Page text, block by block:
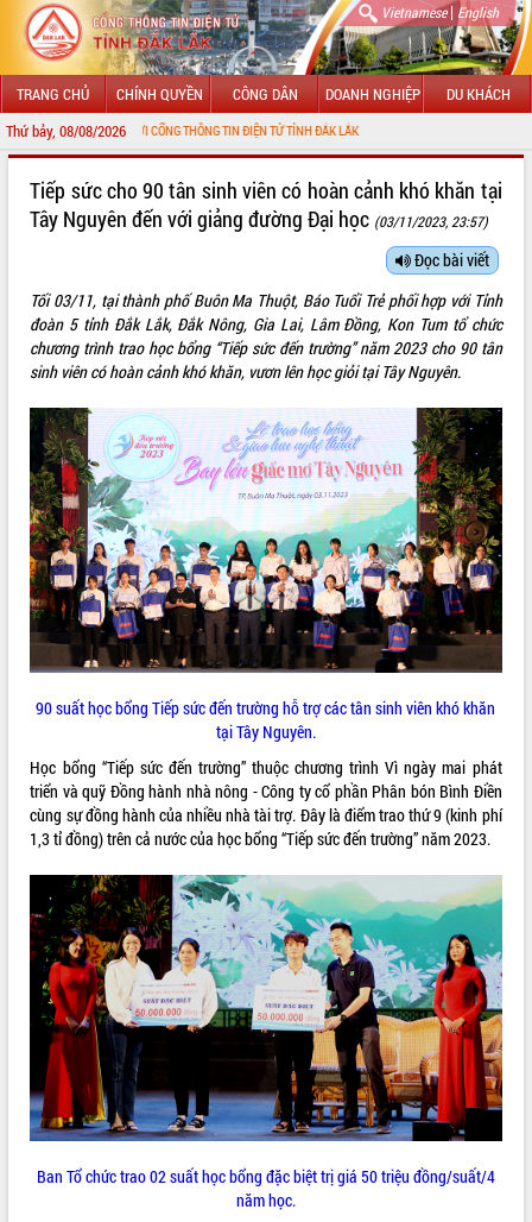
Vietnamese| English
TRANG CHỦ CHÍNH QUYỀN CÔNG DÂN DOANH NGHIỆP DU KHÁCH
Thứ bảy, 08/08/2026
ĐẾN VỚI CỔNG THÔNG TIN ĐIỆN TỬ TỈNH ĐẮK LẮK
LÃNH ĐẠO UBND TỈNH
SỞ, BAN, NGÀNH
UBND CÁC XÃ, PHƯỜNG
THÔNG TIN CHỈ ĐẠO ĐIỀU HÀNH
HỆ THỐNG VĂN BẢN
VĂN BẢN HĐND TỈNH
ĐIỂM TIN VĂN BẢN
QUY HOẠCH - KẾ HOẠCH
Tiếp sức cho 90 tân sinh viên có hoàn cảnh khó khăn tại
Tây Nguyên đến với giảng đường Đại học (03/11/2023, 23:57)
Đọc bài viết
Tối 03/11, tại thành phố Buôn Ma Thuột, Báo Tuổi Trẻ phối hợp với Tỉnh
đoàn 5 tỉnh Đắk Lắk, Đắk Nông, Gia Lai, Lâm Đồng, Kon Tum tổ chức
chương trình trao học bổng “Tiếp sức đến trường” năm 2023 cho 90 tân
sinh viên có hoàn cảnh khó khăn, vươn lên học giỏi tại Tây Nguyên.
90 suất học bổng Tiếp sức đến trường hỗ trợ các tân sinh viên khó khăn
tại Tây Nguyên.
Học bổng “Tiếp sức đến trường” thuộc chương trình Vì ngày mai phát
triển và quỹ Đồng hành nhà nông - Công ty cổ phần Phân bón Bình Điền
cùng sự đồng hành của nhiều nhà tài trợ. Đây là điểm trao thứ 9 (kinh phí
1,3 tỉ đồng) trên cả nước của học bổng “Tiếp sức đến trường” năm 2023.
Ban Tổ chức trao 02 suất học bổng đặc biệt trị giá 50 triệu đồng/suất/4
năm học.